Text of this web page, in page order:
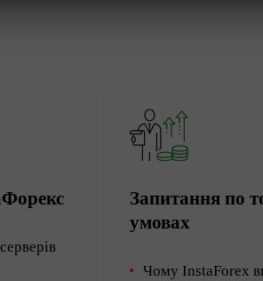
Запитання по
умовах
Чому InstaForex